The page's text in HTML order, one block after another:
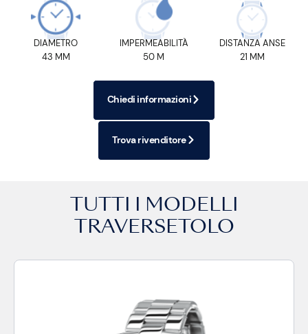
DIAMETRO
43 MM
IMPERMEABILITÀ
50 M
DISTANZA ANSE
21 MM
Chiedi informazioni
Trova rivenditore
TUTTI I MODELLI
TRAVERSETOLO